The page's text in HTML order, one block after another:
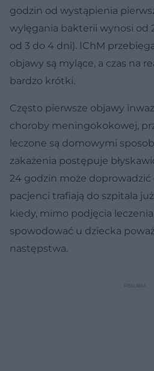
godzin od wystąpienia
wylęgania bakterii wynosi od
od 3 do 4 dni). IChM
objawy są mylące, a czas na
bardzo krótki.
Często pierwsze objawy
choroby meningokokowej,
leczone są domowymi
zakażenia postępuje
24 godzin może doprowadzić
pacjenci trafiają do szpitala
kiedy, mimo podjęcia
spowodować u dziecka
następstwa.